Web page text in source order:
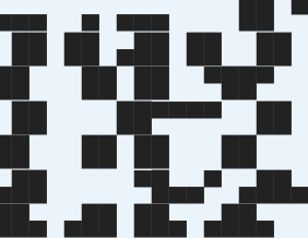
▄ ▄▄▄ ██
██ ▄██ ██ ██
██ ██ ▀██▀
██▀▀▀▀ ██
▀█▄▄▀ ▄██▄
▄██ ██▄